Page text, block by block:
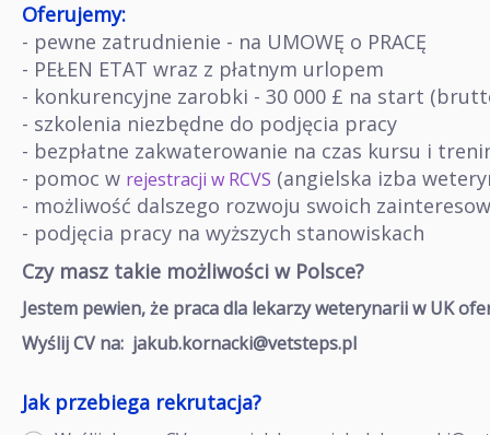
Oferujemy:
- pewne zatrudnienie - na UMOWĘ o PRACĘ
- PEŁEN ETAT wraz z płatnym urlopem
- konkurencyjne zarobki - 30 000 £ na start
- szkolenia niezbędne do podjęcia pracy
- bezpłatne zakwaterowanie na czas kursu i
- pomoc w rejestracji w RCVS (angielska izba
- możliwość dalszego rozwoju swoich
- podjęcia pracy na wyższych stanowiskach
Czy masz takie możliwości w Polsce?
Jestem pewien, że praca dla lekarzy weterynarii w UK
Wyślij CV na: jakub.kornacki@vetsteps.pl
Jak przebiega rekrutacja?